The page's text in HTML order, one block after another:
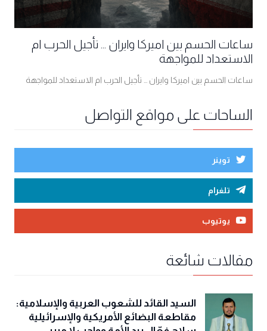
ساعات الحسم بين اميركا وايران ... تأجيل الحرب ام
الاستعداد للمواجهة
ساعات الحسم بين اميركا وايران ... تأجيل الحرب ام الاستعداد للمواجهة
الساحات على مواقع التواصل
توينر
تلغرام
يوتيوب
مقالات شائعة
السيد القائد للشعوب العربية والإسلامية:
مقاطعة البضائع الأمريكية والإسرائيلية